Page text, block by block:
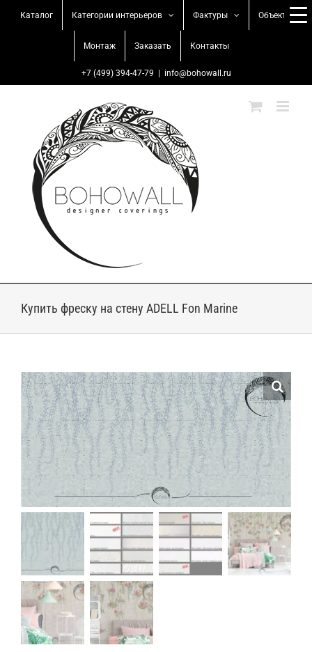
Каталог Категории интерьеров Фактуры Объекты
Монтаж Заказать Контакты
+7 (499) 394-47-79 info@bohowall.ru
Купить фреску на стену ADELL Fon Marine